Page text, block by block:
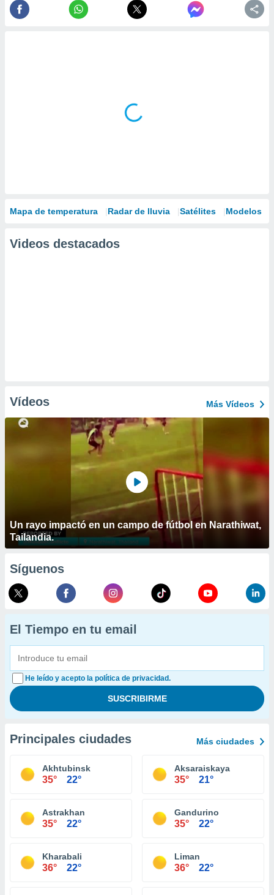
Mapa de temperatura Radar de lluvia Satélites Modelos
Videos destacados
Vídeos Más Vídeos
Un rayo impactó en un campo de fútbol en Narathiwat,
Tailandia.
Síguenos
El Tiempo en tu email
He leído y acepto la política de privacidad.
Principales ciudades Más ciudades
Akhtubinsk
35° 22°
Aksaraiskaya
35° 21°
Astrakhan
35° 22°
Gandurino
35° 22°
Kharabali
36° 22°
Liman
36° 22°